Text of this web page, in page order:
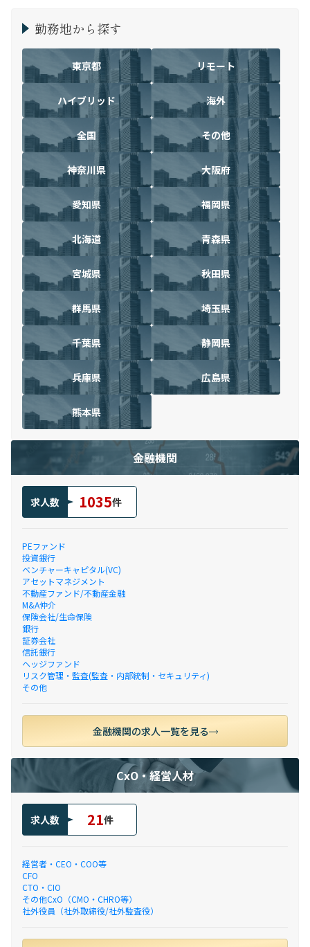
勤務地から探す
東京都 リモート
ハイブリッド 海外
全国 その他
神奈川県 大阪府
愛知県 福岡県
北海道 青森県
宮城県 秋田県
群馬県 埼玉県
千葉県 静岡県
兵庫県 広島県
熊本県
金融機関
求人数 1035件
PEファンド
投資銀行
ベンチャーキャピタル(VC)
アセットマネジメント
不動産ファンド/不動産金融
M&A仲介
保険会社/生命保険
銀行
証券会社
信託銀行
ヘッジファンド
リスク管理・監査(監査・内部統制・セキュリティ)
その他
金融機関の求人一覧を見る
CxO・経営人材
求人数 21件
経営者・CEO・COO等
CFO
CTO・CIO
その他CxO（CMO・CHRO等）
社外役員（社外取締役/社外監査役）